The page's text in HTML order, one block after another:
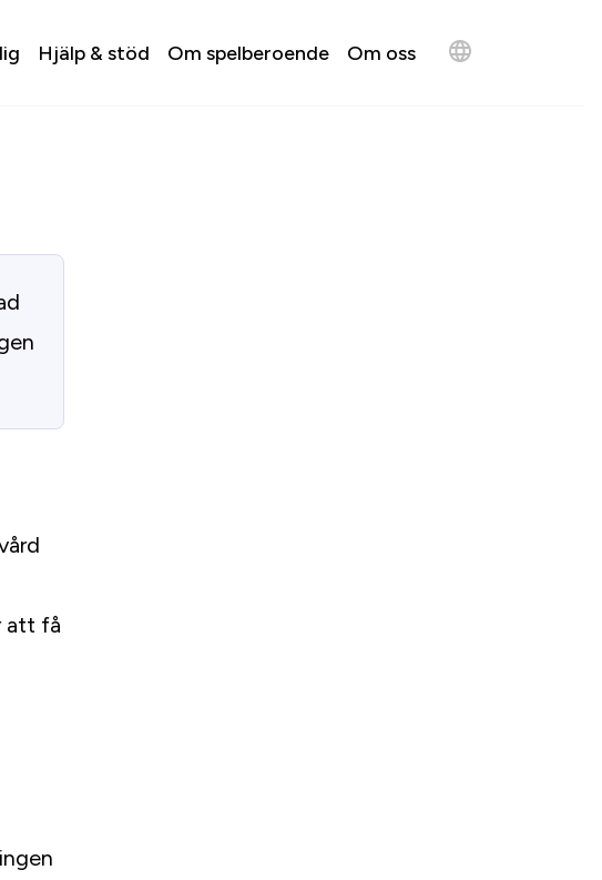
Hjälp & stöd Om spelberoende Om oss
att få